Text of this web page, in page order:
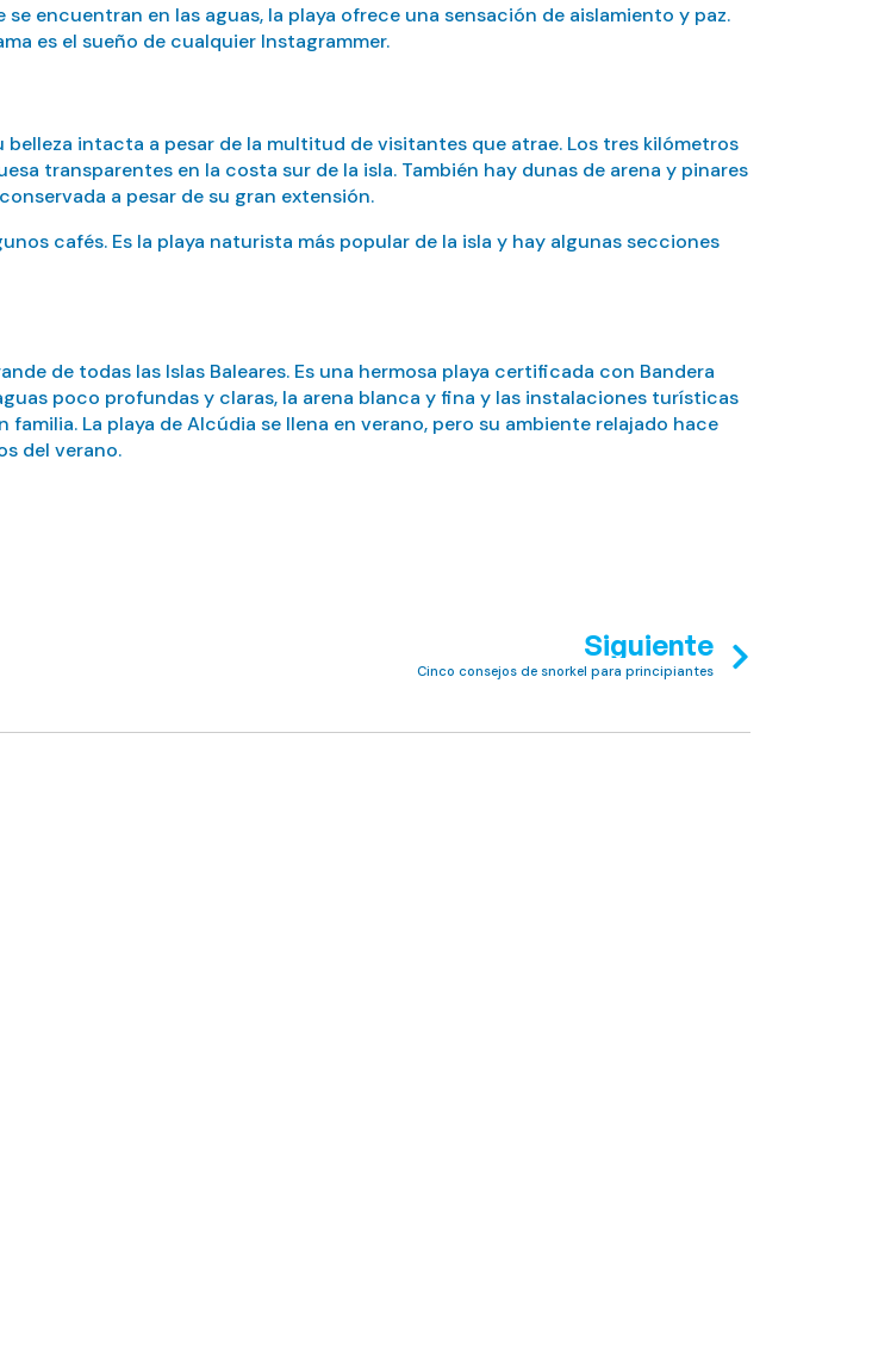
encuentran en las aguas, la playa ofrece una sensación de aislamiento y paz.
es el sueño de cualquier Instagrammer.
intacta a pesar de la multitud de visitantes que atrae. Los tres kilómetros
transparentes en la costa sur de la isla. También hay dunas de arena y pinares
a pesar de su gran extensión.
cafés. Es la playa naturista más popular de la isla y hay algunas secciones
de todas las Islas Baleares. Es una hermosa playa certificada con Bandera
poco profundas y claras, la arena blanca y fina y las instalaciones turísticas
La playa de Alcúdia se llena en verano, pero su ambiente relajado hace
del verano.
Siguiente
Cinco consejos de snorkel para principiantes